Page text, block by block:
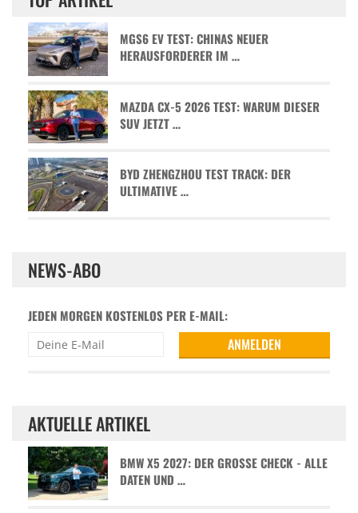
MGS6 EV TEST: CHINAS NEUER
HERAUSFORDERER IM …
MAZDA CX-5 2026 TEST: WARUM DIESER
SUV JETZT …
BYD ZHENGZHOU TEST TRACK: DER
ULTIMATIVE …
NEWS-ABO
JEDEN MORGEN KOSTENLOS PER E-MAIL:
AKTUELLE ARTIKEL
BMW X5 2027: DER GROSSE CHECK - ALLE D
ATEN UND …